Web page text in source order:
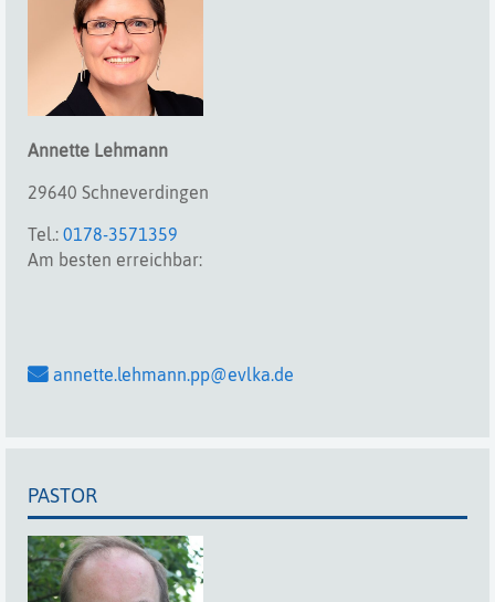
Annette Lehmann
29640 Schneverdingen
Tel.: 0178-3571359
Am besten erreichbar:
annette.lehmann.pp@evlka.de
PASTOR